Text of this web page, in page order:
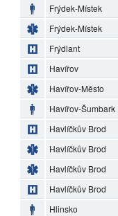
Frýdek-Místek
Frýdek-Místek
Frýdlant
Havířov
Havířov-Město
Havířov-Šumbark
Havlíčkův Brod
Havlíčkův Brod
Havlíčkův Brod
Havlíčkův Brod
Hlinsko